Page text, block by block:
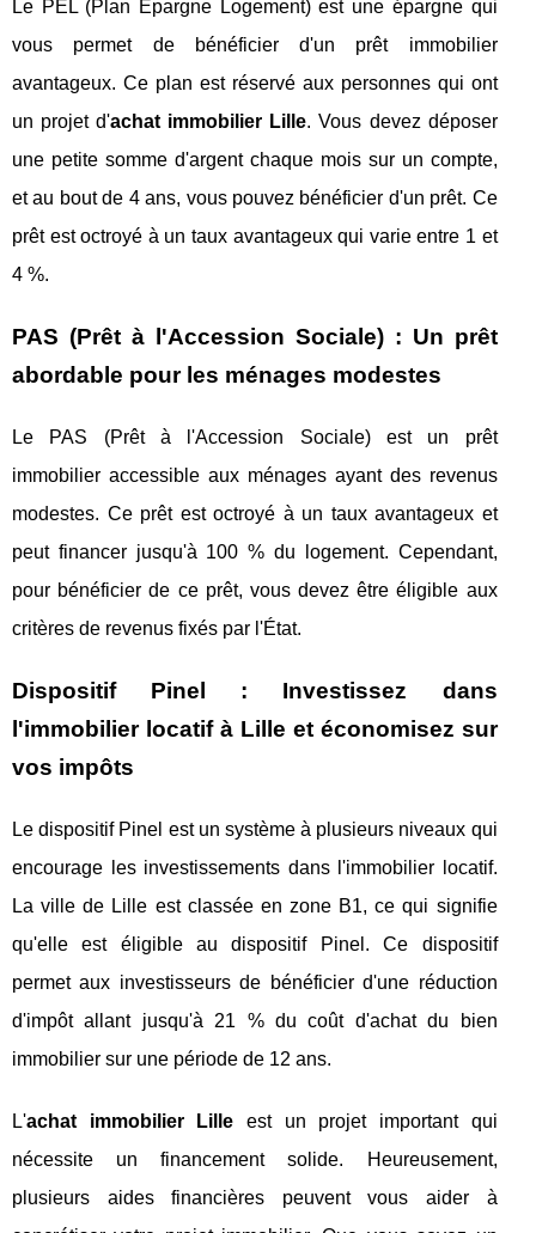
Le PEL (Plan Épargne Logement) est une épargne qui
vous permet de bénéficier d'un prêt immobilier
avantageux. Ce plan est réservé aux personnes qui ont
un projet d'achat immobilier Lille. Vous devez déposer
une petite somme d'argent chaque mois sur un compte,
et au bout de 4 ans, vous pouvez bénéficier d'un prêt. Ce
prêt est octroyé à un taux avantageux qui varie entre 1 et
4 %.
PAS (Prêt à l'Accession Sociale) : Un prêt
abordable pour les ménages modestes
Le PAS (Prêt à l'Accession Sociale) est un prêt
immobilier accessible aux ménages ayant des revenus
modestes. Ce prêt est octroyé à un taux avantageux et
peut financer jusqu'à 100 % du logement. Cependant,
pour bénéficier de ce prêt, vous devez être éligible aux
critères de revenus fixés par l'État.
Dispositif Pinel : Investissez dans
l'immobilier locatif à Lille et économisez sur
vos impôts
Le dispositif Pinel est un système à plusieurs niveaux qui
encourage les investissements dans l'immobilier locatif.
La ville de Lille est classée en zone B1, ce qui signifie
qu'elle est éligible au dispositif Pinel. Ce dispositif
permet aux investisseurs de bénéficier d'une réduction
d'impôt allant jusqu'à 21 % du coût d'achat du bien
immobilier sur une période de 12 ans.
L'achat immobilier Lille est un projet important qui
nécessite un financement solide. Heureusement,
plusieurs aides financières peuvent vous aider à